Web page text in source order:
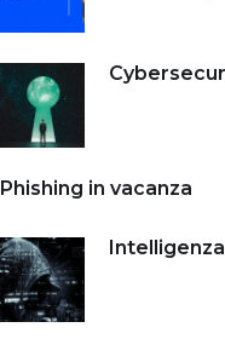
Phishing in vacanza